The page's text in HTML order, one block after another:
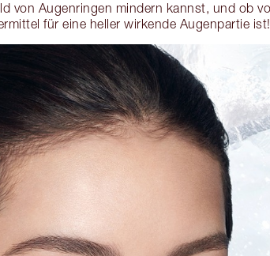
von Augenringen mindern kannst, und ob
für eine heller wirkende Augenpartie ist!